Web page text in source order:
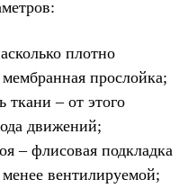
плотно
прослойка;
ткани – от этого
движений;
– флисовая подкладка
вентилируемой;